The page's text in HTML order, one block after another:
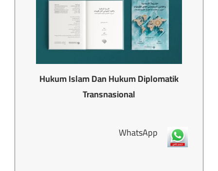
Hukum Islam Dan Hukum Diplomatik
Transnasional
WhatsApp